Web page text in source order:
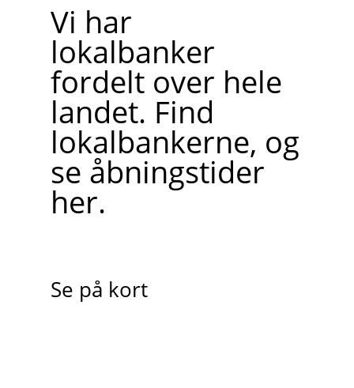
Vi har
lokalbanker
fordelt over hele
landet. Find
lokalbankerne, og
se åbningstider
her.
Se på kort